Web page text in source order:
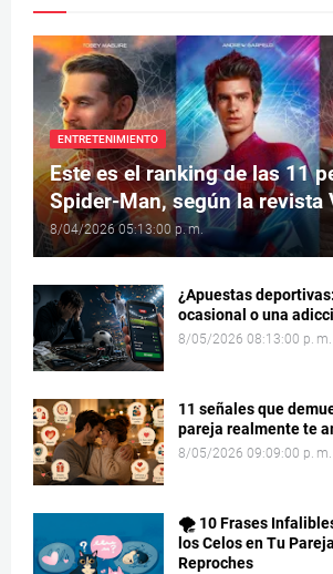
ENTRETENIMIENTO
Este es el ranking de las 11
Spider-Man, según la revista
8/04/2026 05:13:00 p. m.
¿Apuestas
ocasional o una
8/05/2026 08:13:00 p. m.
11 señales que
pareja realmente te
8/05/2026 09:09:00 p. m.
🌪️ 10 Frases
los Celos en Tu
Reproches